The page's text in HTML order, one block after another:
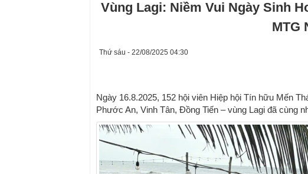
Vùng Lagi: Niềm Vui Ngày Sinh
MTG
Thứ sáu - 22/08/2025 04:30
Ngày 16.8.2025, 152 hội viên Hiệp hội Tín hữu Mến
Phước An, Vinh Tân, Đồng Tiến – vùng Lagi đã cùng